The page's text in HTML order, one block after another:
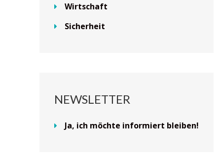
Wirtschaft
Sicherheit
NEWSLETTER
Ja, ich möchte informiert bleiben!